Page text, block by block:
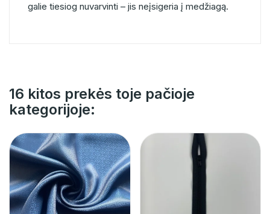
galie tiesiog nuvarvinti – jis neįsigeria į medžiagą.
16 kitos prekės toje pačioje
kategorijoje: